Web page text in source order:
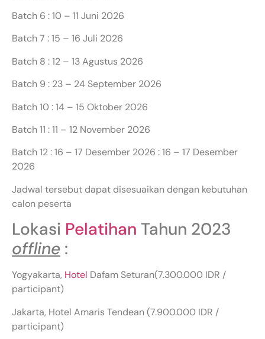
Batch 6 : 10 – 11 Juni 2026
Batch 7 : 15 – 16 Juli 2026
Batch 8 : 12 – 13 Agustus 2026
Batch 9 : 23 – 24 September 2026
Batch 10 : 14 – 15 Oktober 2026
Batch 11 : 11 – 12 November 2026
Batch 12 : 16 – 17 Desember 2026 : 16 – 17 Desember
2026
Jadwal tersebut dapat disesuaikan dengan kebutuhan
calon peserta
Lokasi Pelatihan Tahun 2023
offline :
Yogyakarta, Hotel Dafam Seturan(7.300.000 IDR /
participant)
Jakarta, Hotel Amaris Tendean (7.900.000 IDR /
participant)